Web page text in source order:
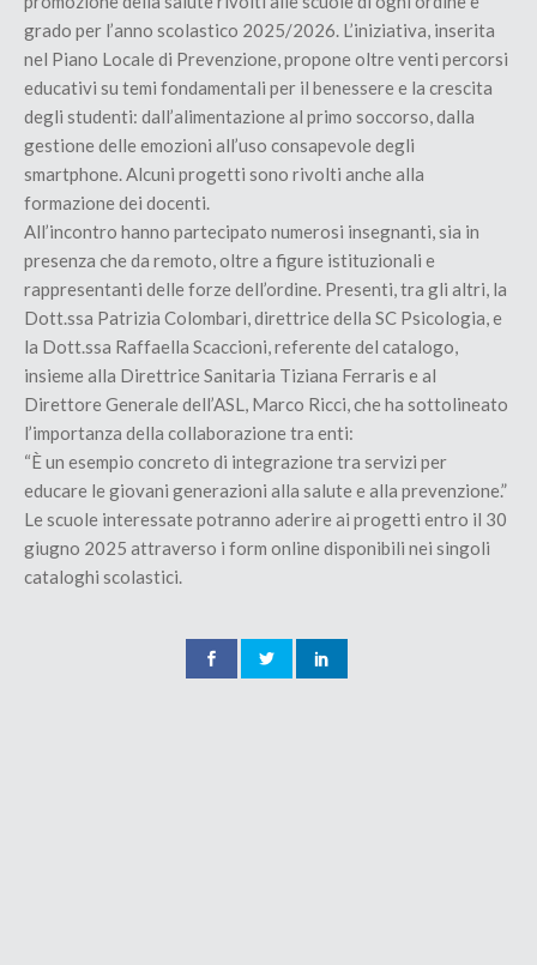
grado per l’anno scolastico 2025/2026. L’iniziativa, inserita
nel Piano Locale di Prevenzione, propone oltre venti percorsi
educativi su temi fondamentali per il benessere e la crescita
degli studenti: dall’alimentazione al primo soccorso, dalla
gestione delle emozioni all’uso consapevole degli
smartphone. Alcuni progetti sono rivolti anche alla
formazione dei docenti.
All’incontro hanno partecipato numerosi insegnanti, sia in
presenza che da remoto, oltre a figure istituzionali e
rappresentanti delle forze dell’ordine. Presenti, tra gli altri, la
Dott.ssa Patrizia Colombari, direttrice della SC Psicologia, e
la Dott.ssa Raffaella Scaccioni, referente del catalogo,
insieme alla Direttrice Sanitaria Tiziana Ferraris e al
Direttore Generale dell’ASL, Marco Ricci, che ha sottolineato
l’importanza della collaborazione tra enti:
“È un esempio concreto di integrazione tra servizi per
educare le giovani generazioni alla salute e alla prevenzione.”
Le scuole interessate potranno aderire ai progetti entro il 30
giugno 2025 attraverso i form online disponibili nei singoli
cataloghi scolastici.